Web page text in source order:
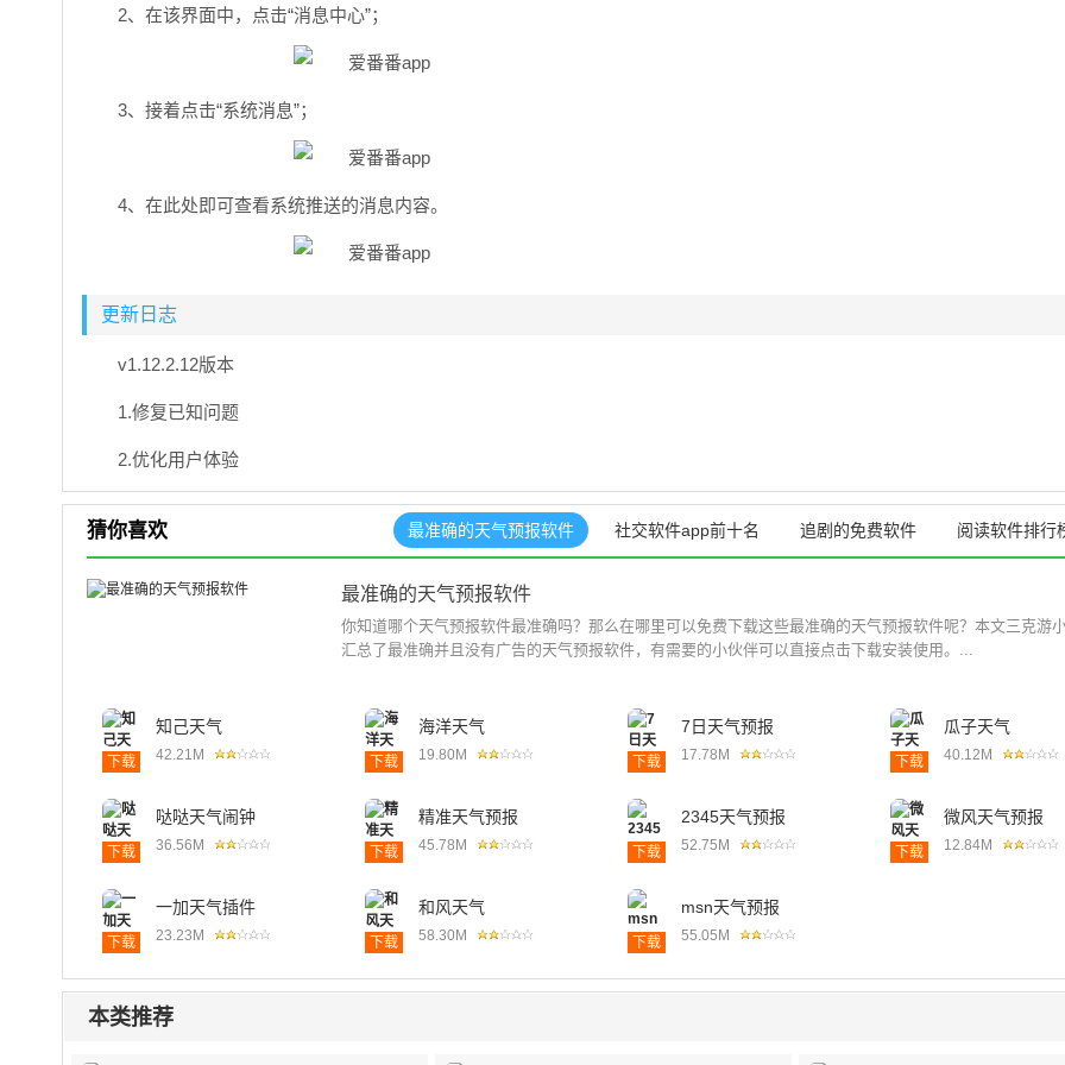
2、在该界面中，点击“消息中心”；
3、接着点击“系统消息”；
4、在此处即可查看系统推送的消息内容。
更新日志
v1.12.2.12版本
1.修复已知问题
2.优化用户体验
猜你喜欢 最准确的天气预报软件 社交软件app前十名 追剧的免费软件 阅读软件排行
最准确的天气预报软件
你知道哪个天气预报软件最准确吗？那么在哪里可以免费下载这些最准确的天气预报软件呢？本文三克游
汇总了最准确并且没有广告的天气预报软件，有需要的小伙伴可以直接点击下载安装使用。...
下载
知己天气
42.21M 下载
海洋天气
19.80M 下载
7日天气预报
17.78M 下载
瓜子天气
40.12M
下载
哒哒天气闹钟
36.56M 下载
精准天气预报
45.78M 下载
2345天气预报
52.75M 下载
微风天气预报
12.84M
下载
一加天气插件
23.23M 下载
和风天气
58.30M 下载
msn天气预报
55.05M
本类推荐